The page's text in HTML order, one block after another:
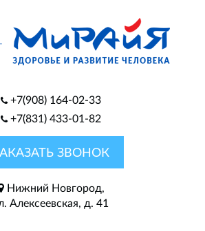
+7(908) 164-02-33
+7(831) 433-01-82
ЗВОНОК
Нижний Новгород,
Алексеевская, д. 41